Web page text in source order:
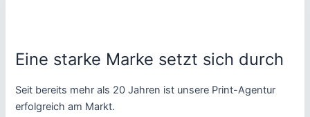
Eine starke Marke setzt sich durch
Seit bereits mehr als 20 Jahren ist unsere Print-Agentur
erfolgreich am Markt.